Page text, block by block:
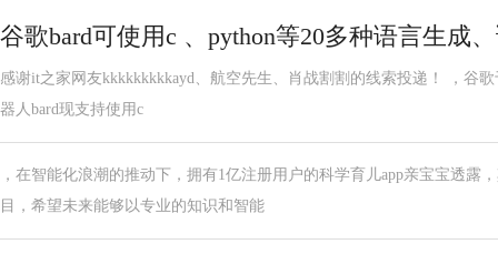
谷歌bard可使用c 、python等20多种语言生成
感谢it之家网友kkkkkkkkkayd、航空先生、肖战割割的线索投递！ ，谷
器人bard现支持使用c
，在智能化浪潮的推动下，拥有1亿注册用户的科学育儿app亲宝宝透露
目，希望未来能够以专业的知识和智能